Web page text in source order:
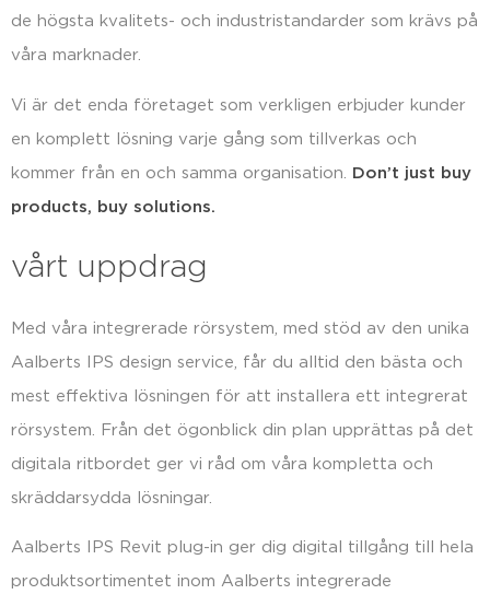
de högsta kvalitets- och industristandarder som krävs på
våra marknader.
Vi är det enda företaget som verkligen erbjuder kunder
en komplett lösning varje gång som tillverkas och
kommer från en och samma organisation. Don’t just buy
products, buy solutions.
vårt uppdrag
Med våra integrerade rörsystem, med stöd av den unika
Aalberts IPS design service, får du alltid den bästa och
mest effektiva lösningen för att installera ett integrerat
rörsystem. Från det ögonblick din plan upprättas på det
digitala ritbordet ger vi råd om våra kompletta och
skräddarsydda lösningar.
Aalberts IPS Revit plug-in ger dig digital tillgång till hela
produktsortimentet inom Aalberts integrerade